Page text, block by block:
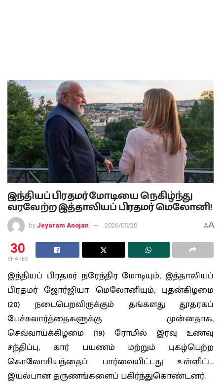
இந்தியப் பிரதமர் மோடியை நெகிழ்ந்து
வரவேற்ற இத்தாலியப் பிரதமர் மெலோனி!
by Jeyaram Anojan 2026/05/20 AA
30
SHARES
இந்தியப் பிரதமர் நரேந்திர மோடியும், இத்தாலியப்
பிரதமர் ஜோர்ஜியா மெலோனியும், புதன்கிழமை
(20) நடைபெறவிருக்கும் தங்களது தூதரகப்
பேச்சுவார்த்தைகளுக்கு முன்னதாக,
செவ்வாய்க்கிழமை (19) ரோமில் இரவு உணவு
சந்திப்பு, கார் பயணம் மற்றும் புகழ்பெற்ற
கொலோசியத்தைப் பார்வையிட்டது உள்ளிட்ட
இயல்பான தருணங்களைப் பகிர்ந்துகொண்டனர்.